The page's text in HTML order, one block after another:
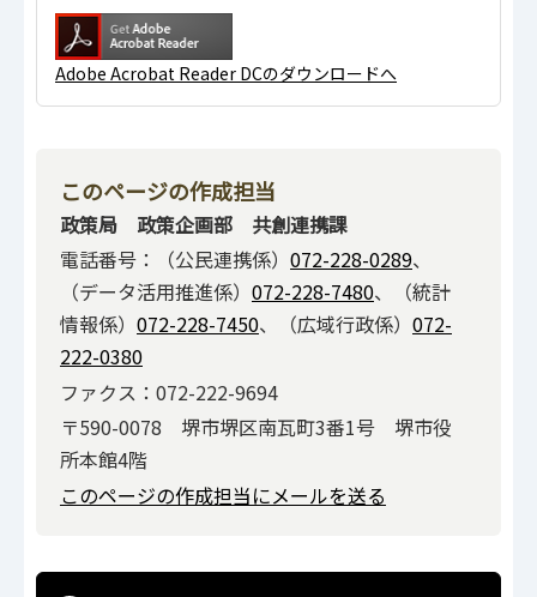
Adobe Acrobat Reader DCのダウンロードへ
このページの作成担当
政策局 政策企画部 共創連携課
電話番号：（公民連携係） 072-228-0289、
（データ活用推進係） 072-228-7480、（統計
情報係） 072-228-7450、（広域行政係） 072-
222-0380
ファクス：072-222-9694
〒590-0078 堺市堺区南瓦町3番1号 堺市役
所本館4階
このページの作成担当にメールを送る